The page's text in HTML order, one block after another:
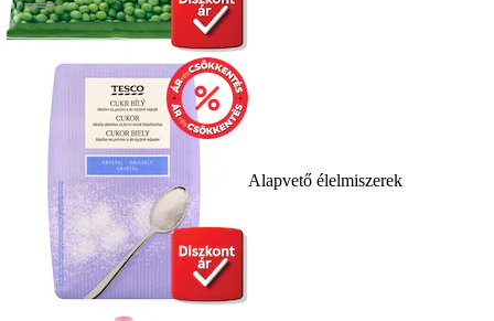
Alapvető élelmiszerek